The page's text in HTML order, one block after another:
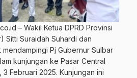
– Wakil Ketua DPRD Provinsi
Sitti Suraidah Suhardi dan
Pj Gubernur Sulbar
kunjungan ke Pasar Central
3 Februari 2025. Kunjungan ini